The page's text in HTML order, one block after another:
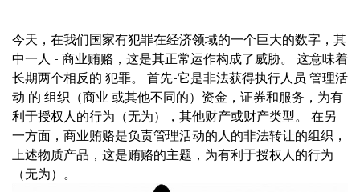
今天，在我们国家有犯罪在经济领域的一个巨大的数字，其
中一人 - 商业贿赂，这是其正常运作构成了威胁。 这意味着
长期两个相反的 犯罪。 首先-它是非法获得执行人员 管理活
动 的 组织（商业 或其他不同的）资金，证券和服务，为有
利于授权人的行为（无为），其他财产或财产类型。 在另
一方面，商业贿赂是负责管理活动的人的非法转让的组织，
上述物质产品，这是贿赂的主题，为有利于授权人的行为
（无为）。